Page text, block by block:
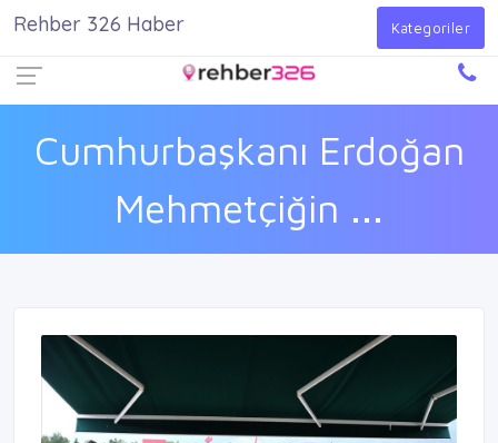
Giriş Yap
Cumhurbaşkanı Erdoğan
Mehmetçiğin ...
Rehber 326 Haber Kategoriler